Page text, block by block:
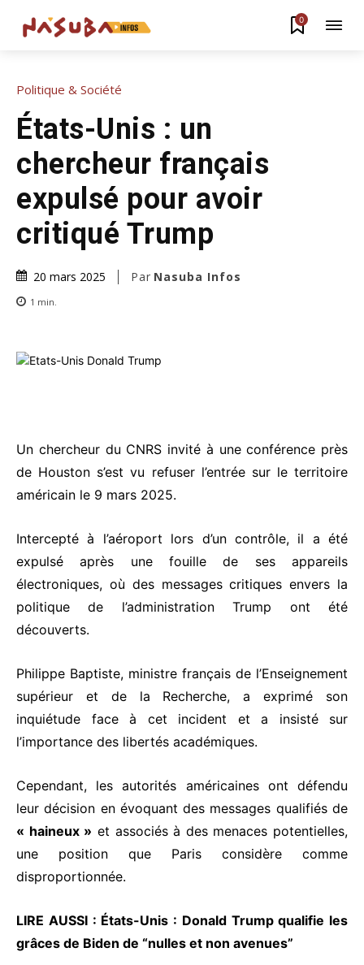
0
Politique & Société
États-Unis : un
chercheur français
expulsé pour avoir
critiqué Trump
20 mars 2025 Par Nasuba Infos
1 min.
Un chercheur du CNRS invité à une conférence près
de Houston s’est vu refuser l’entrée sur le territoire
américain le 9 mars 2025.
Intercepté à l’aéroport lors d’un contrôle, il a été
expulsé après une fouille de ses appareils
électroniques, où des messages critiques envers la
politique de l’administration Trump ont été
découverts.
Philippe Baptiste, ministre français de l’Enseignement
supérieur et de la Recherche, a exprimé son
inquiétude face à cet incident et a insisté sur
l’importance des libertés académiques.
Cependant, les autorités américaines ont défendu
leur décision en évoquant des messages qualifiés de
« haineux » et associés à des menaces potentielles,
une position que Paris considère comme
disproportionnée.
LIRE AUSSI : États-Unis : Donald Trump qualifie les
grâces de Biden de “nulles et non avenues”